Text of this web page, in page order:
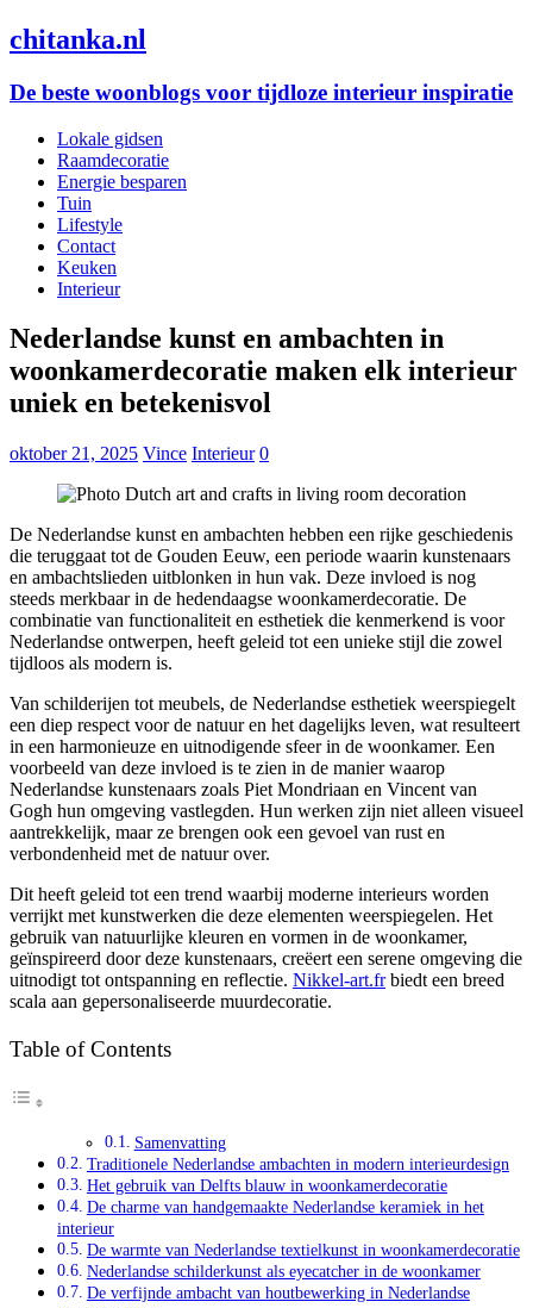
chitanka.nl
De beste woonblogs voor tijdloze interieur inspiratie
Lokale gidsen
Raamdecoratie
Energie besparen
Tuin
Lifestyle
Contact
Keuken
Interieur
Nederlandse kunst en ambachten in
woonkamerdecoratie maken elk interieur
uniek en betekenisvol
oktober 21, 2025 Vince Interieur 0
De Nederlandse kunst en ambachten hebben een rijke geschiedenis
die teruggaat tot de Gouden Eeuw, een periode waarin kunstenaars
en ambachtslieden uitblonken in hun vak. Deze invloed is nog
steeds merkbaar in de hedendaagse woonkamerdecoratie. De
combinatie van functionaliteit en esthetiek die kenmerkend is voor
Nederlandse ontwerpen, heeft geleid tot een unieke stijl die zowel
tijdloos als modern is.
Van schilderijen tot meubels, de Nederlandse esthetiek weerspiegelt
een diep respect voor de natuur en het dagelijks leven, wat resulteert
in een harmonieuze en uitnodigende sfeer in de woonkamer. Een
voorbeeld van deze invloed is te zien in de manier waarop
Nederlandse kunstenaars zoals Piet Mondriaan en Vincent van
Gogh hun omgeving vastlegden. Hun werken zijn niet alleen visueel
aantrekkelijk, maar ze brengen ook een gevoel van rust en
verbondenheid met de natuur over.
Dit heeft geleid tot een trend waarbij moderne interieurs worden
verrijkt met kunstwerken die deze elementen weerspiegelen. Het
gebruik van natuurlijke kleuren en vormen in de woonkamer,
geïnspireerd door deze kunstenaars, creëert een serene omgeving die
uitnodigt tot ontspanning en reflectie. Nikkel-art.frbiedt een breed
scala aan gepersonaliseerde muurdecoratie.
Table of Contents
Samenvatting
Traditionele Nederlandse ambachten in modern interieurdesign
Het gebruik van Delfts blauw in woonkamerdecoratie
De charme van handgemaakte Nederlandse keramiek in het
interieur
De warmte van Nederlandse textielkunst in woonkamerdecoratie
Nederlandse schilderkunst als eyecatcher in de woonkamer
De verfijnde ambacht van houtbewerking in Nederlandse